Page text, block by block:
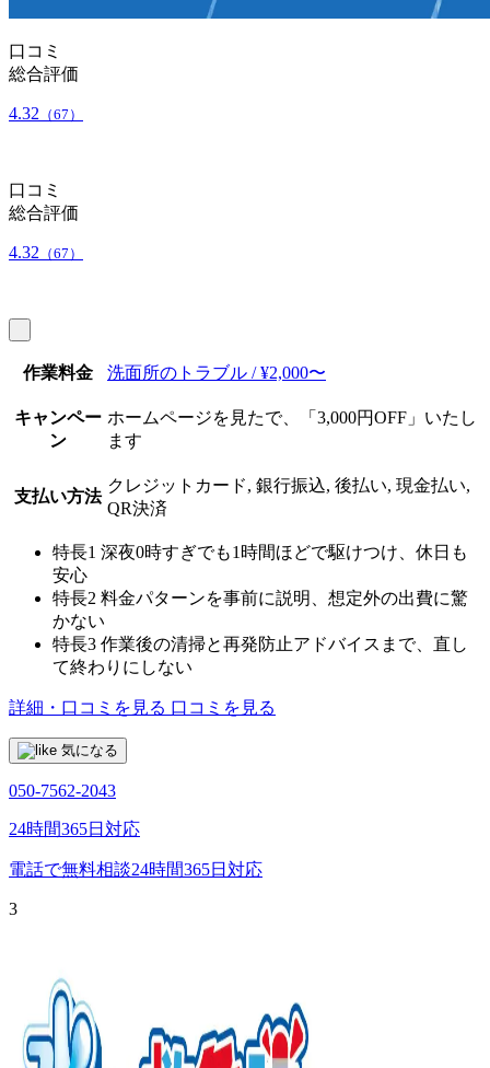
口コミ
総合評価
4.32 （67）
口コミ
総合評価
4.32 （67）
作業料金 洗面所のトラブル / ¥2,000〜
キャンペー
ン
ホームページを見たで、「3,000円OFF」いたし
ます
支払い方法
クレジットカード, 銀行振込, 後払い, 現金払い,
QR決済
特長1 深夜0時すぎでも1時間ほどで駆けつけ、休日も
安心
特長2 料金パターンを事前に説明、想定外の出費に驚
かない
特長3 作業後の清掃と再発防止アドバイスまで、直し
て終わりにしない
詳細・口コミを見る 口コミを見る
気になる
050-7562-2043
24時間365日対応
電話で無料相談24時間365日対応
3